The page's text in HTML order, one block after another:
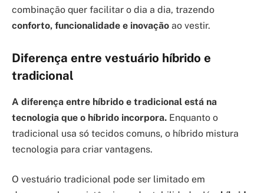
combinação quer facilitar o dia a dia, trazendo
conforto, funcionalidade e inovação ao vestir.
Diferença entre vestuário híbrido e
tradicional
A diferença entre híbrido e tradicional está na
tecnologia que o híbrido incorpora. Enquanto o
tradicional usa só tecidos comuns, o híbrido mistura
tecnologia para criar vantagens.
O vestuário tradicional pode ser limitado em